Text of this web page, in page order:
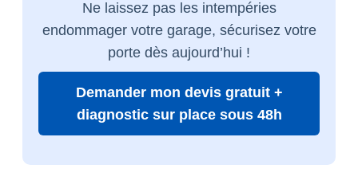
Ne laissez pas les intempéries
endommager votre garage, sécurisez votre
porte dès aujourd’hui !
Demander mon devis gratuit +
diagnostic sur place sous 48h